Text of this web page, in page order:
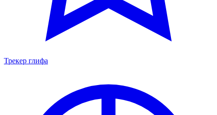
Трекер глифа